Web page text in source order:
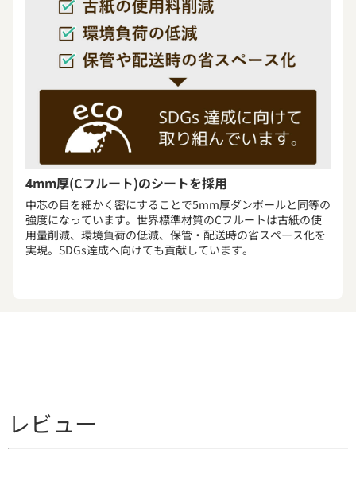
4mm厚(Cフルート)のシートを採用
中芯の目を細かく密にすることで5mm厚ダンボールと同等の
強度になっています。世界標準材質のCフルートは古紙の使
用量削減、環境負荷の低減、保管・配送時の省スペース化を
実現。SDGs達成へ向けても貢献しています。
レビュー